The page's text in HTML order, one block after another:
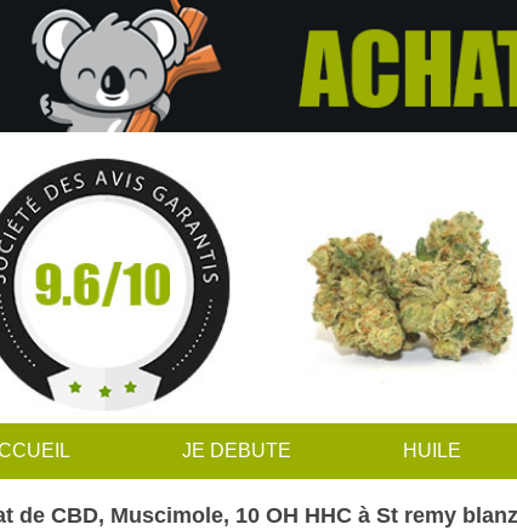
JE DEBUTE HUILE
de CBD, Muscimole, 10 OH HHC à St remy